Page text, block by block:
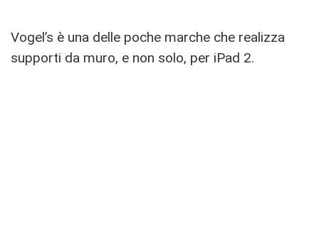
Vogel’s è una delle poche marche che realizza
supporti da muro, e non solo, per iPad 2.